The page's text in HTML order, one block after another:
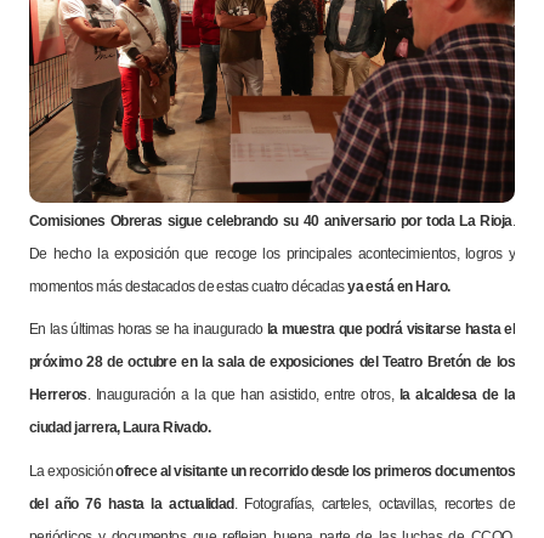
Comisiones Obreras sigue celebrando su 40 aniversario por toda La Rioja.
De hecho la exposición que recoge los principales acontecimientos, logros y
momentos más destacados de estas cuatro décadasya está en Haro.
En las últimas horas se ha inauguradola muestra que podrá visitarse hasta el
próximo 28 de octubre en la sala de exposiciones del Teatro Bretón de los
Herreros. Inauguración a la que han asistido, entre otros,la alcaldesa de la
ciudad jarrera, Laura Rivado.
La exposiciónofrece al visitante un recorrido desde los primeros documentos
del año 76 hasta la actualidad. Fotografías, carteles, octavillas, recortes de